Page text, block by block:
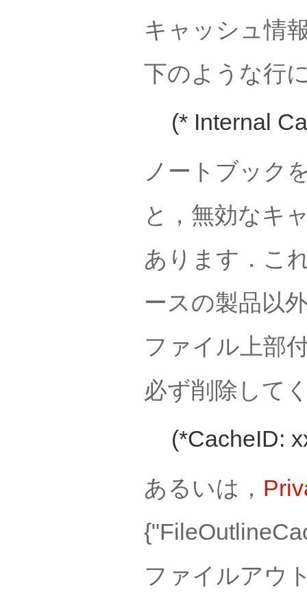
キャッシュ情
下のような行
(* Internal
ノートブック
と，無効なキ
あります．こ
ースの製品以
ファイル上部
必ず削除して
(*CacheID:
あるいは，
ファイルアウ